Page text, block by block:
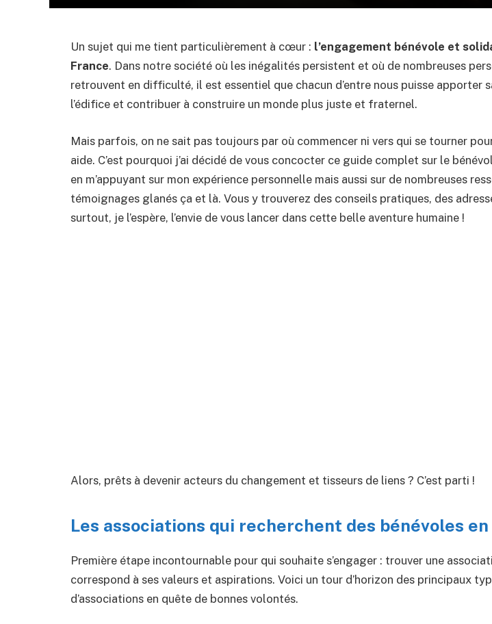
Un sujet qui me tient particulièrement à cœur : l’engagement bénévole et
France. Dans notre société où les inégalités persistent et où de nombreuses
retrouvent en difficulté, il est essentiel que chacun d’entre nous puisse apporter
l’édifice et contribuer à construire un monde plus juste et fraternel.
Mais parfois, on ne sait pas toujours par où commencer ni vers qui se tourner
aide. C’est pourquoi j’ai décidé de vous concocter ce guide complet sur le
en m’appuyant sur mon expérience personnelle mais aussi sur de nombreuses
témoignages glanés ça et là. Vous y trouverez des conseils pratiques, des
surtout, je l’espère, l’envie de vous lancer dans cette belle aventure humaine !
Alors, prêts à devenir acteurs du changement et tisseurs de liens ? C’est parti !
Les associations qui recherchent des bénévoles
Première étape incontournable pour qui souhaite s’engager : trouver une
correspond à ses valeurs et aspirations. Voici un tour d’horizon des principaux
d’associations en quête de bonnes volontés.